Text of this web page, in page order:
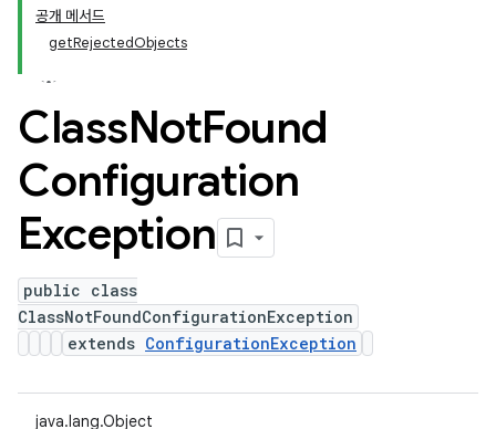
공개 메서드
getRejectedObjects
ClassNotFound
Configuration
Exception
public class
ClassNotFoundConfigurationException
extends ConfigurationException
java.lang.Object